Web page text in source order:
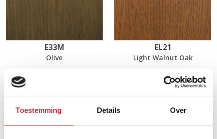
Toestemming Details Over
E33M
Olive
EL21
Light Walnut Oak
Afmetingen
85 x 60 x 38/47 cm